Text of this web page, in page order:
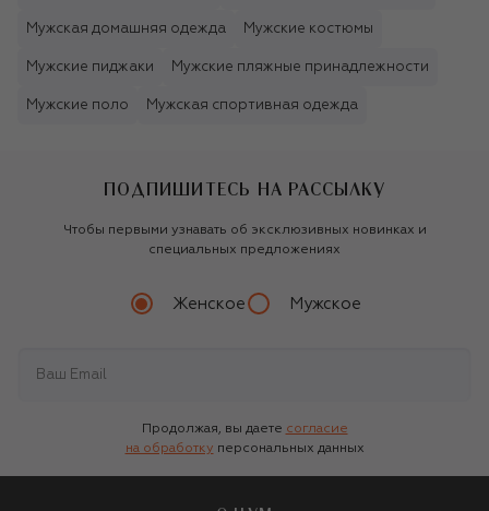
Мужская домашняя одежда Мужские костюмы
Мужские пиджаки Мужские пляжные принадлежности
Мужские поло Мужская спортивная одежда
ПОДПИШИТЕСЬ НА РАССЫЛКУ
Чтобы первыми узнавать об эксклюзивных новинках и
специальных предложениях
Женское Мужское
Продолжая, вы даете согласие
на обработку персональных данных